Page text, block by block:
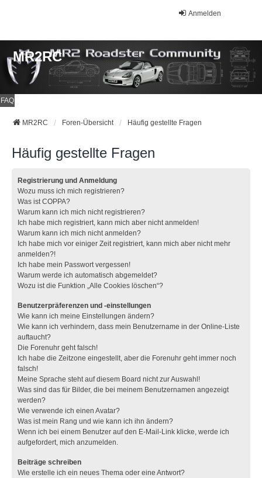
Anmelden
MR2RC
FAQ
MR2RC Foren-Übersicht Häufig gestellte Fragen
Häufig gestellte Fragen
Registrierung und Anmeldung
Wozu muss ich mich registrieren?
Was ist COPPA?
Warum kann ich mich nicht registrieren?
Ich habe mich registriert, kann mich aber nicht anmelden!
Warum kann ich mich nicht anmelden?
Ich habe mich vor einiger Zeit registriert, kann mich aber nicht mehr
anmelden?!
Ich habe mein Passwort vergessen!
Warum werde ich automatisch abgemeldet?
Wozu ist die Funktion „Alle Cookies löschen“?
Benutzerpräferenzen und -einstellungen
Wie kann ich meine Einstellungen ändern?
Wie kann ich verhindern, dass mein Benutzername in der Online-Liste
auftaucht?
Die Forenuhr geht falsch!
Ich habe die Zeitzone eingestellt, aber die Forenuhr geht immer noch
falsch!
Meine Sprache steht auf diesem Board nicht zur Auswahl!
Was sind das für Bilder, die bei meinem Benutzernamen angezeigt
werden?
Wie verwende ich einen Avatar?
Was ist mein Rang und wie kann ich ihn ändern?
Wenn ich bei einem Benutzer auf den E-Mail-Link klicke, werde ich
aufgefordert, mich anzumelden.
Beiträge schreiben
Wie erstelle ich ein neues Thema oder eine Antwort?